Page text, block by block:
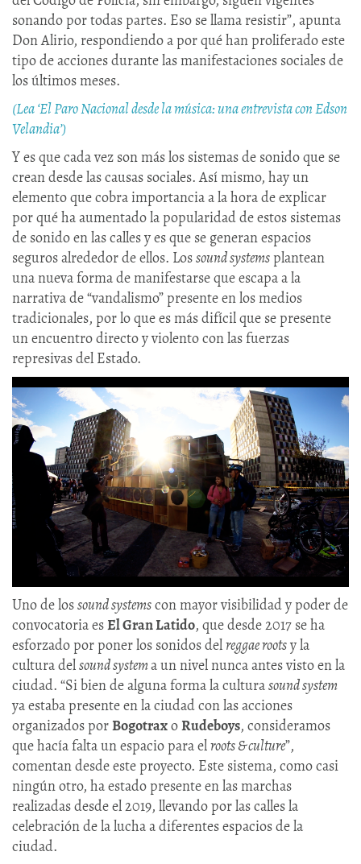
sonando por todas partes. Eso se llama resistir”, apunta
Don Alirio, respondiendo a por qué han proliferado este
tipo de acciones durante las manifestaciones sociales de
los últimos meses.
(Lea ‘El Paro Nacional desde la música: una entrevista con Edson
Velandia’)
Y es que cada vez son más los sistemas de sonido que se
crean desde las causas sociales. Así mismo, hay un
elemento que cobra importancia a la hora de explicar
por qué ha aumentado la popularidad de estos sistemas
de sonido en las calles y es que se generan espacios
seguros alrededor de ellos. Lossound systemsplantean
una nueva forma de manifestarse que escapa a la
narrativa de “vandalismo” presente en los medios
tradicionales, por lo que es más difícil que se presente
un encuentro directo y violento con las fuerzas
represivas del Estado.
Uno de lossound systemscon mayor visibilidad y poder de
convocatoria esEl Gran Latido, que desde 2017 se ha
esforzado por poner los sonidos delreggae rootsy la
cultura delsound systema un nivel nunca antes visto en la
ciudad. “Si bien de alguna forma la culturasound system
ya estaba presente en la ciudad con las acciones
organizados porBogotraxoRudeboys, consideramos
que hacía falta un espacio para elroots & culture”,
comentan desde este proyecto. Este sistema, como casi
ningún otro, ha estado presente en las marchas
realizadas desde el 2019, llevando por las calles la
celebración de la lucha a diferentes espacios de la
ciudad.